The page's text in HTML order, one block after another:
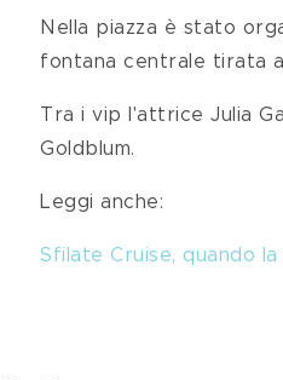
Nella piazza è stato
fontana centrale tirata
Tra i vip l'attrice Julia
Goldblum.
Leggi anche:
Sfilate Cruise, quando